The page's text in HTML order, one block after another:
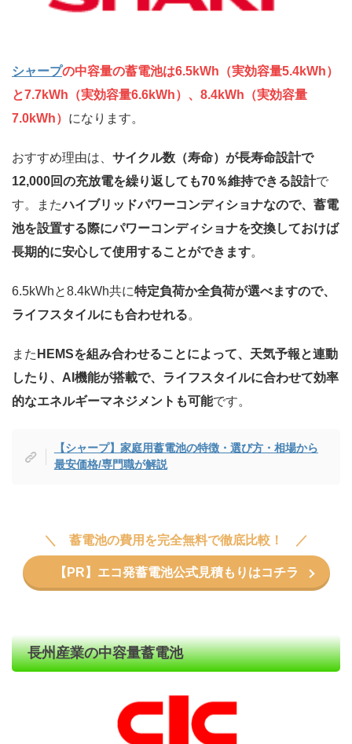
シャープの中容量の蓄電池は6.5kWh（実効容量5.4kWh）
と7.7kWh（実効容量6.6kWh）、8.4kWh（実効容量
7.0kWh） になります。
おすすめ理由は、 サイクル数（寿命）が長寿命設計で
12,000回の充放電を繰り返しても70％維持できる設計で
す。またハイブリッドパワーコンディショナなので、蓄電
池を設置する際にパワーコンディショナを交換しておけば
長期的に安心して使用することができます。
6.5kWhと8.4kWh共に特定負荷か全負荷が選べますので、
ライフスタイルにも合わせれる。
また HEMSを組み合わせることによって、天気予報と連動
したり、AI機能が搭載で、ライフスタイルに合わせて効率
的なエネルギーマネジメントも可能です。
【シャープ】家庭用蓄電池の特徴・選び方・相場から
最安価格/専門職が解説
蓄電池の費用を完全無料で徹底比較！
【PR】エコ発蓄電池公式見積もりはコチラ
長州産業の中容量蓄電池